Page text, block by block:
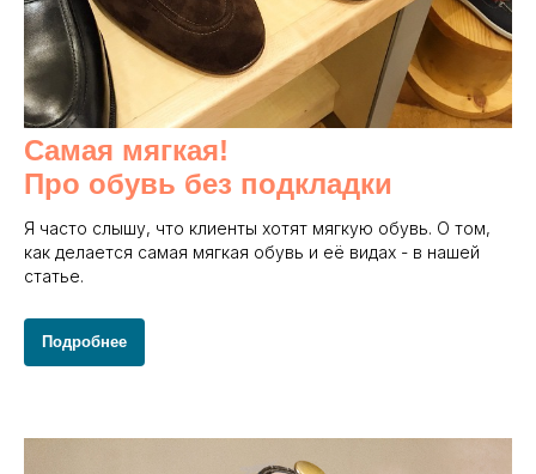
Самая мягкая!
Про обувь без подкладки
Я часто слышу, что клиенты хотят мягкую обувь. О том,
как делается самая мягкая обувь и её видах - в нашей
статье.
Подробнее